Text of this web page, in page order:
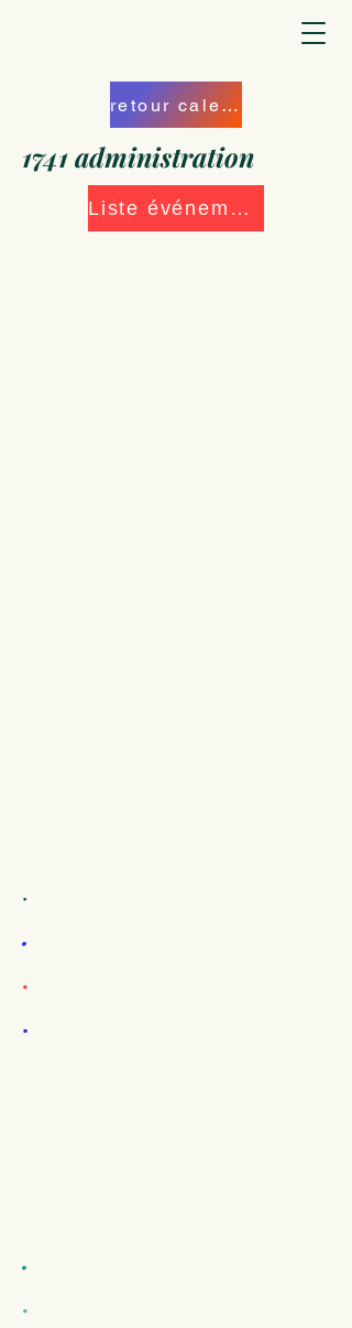
retour calendrier
1741 administration
Liste événements
.
.
.
.
.
.